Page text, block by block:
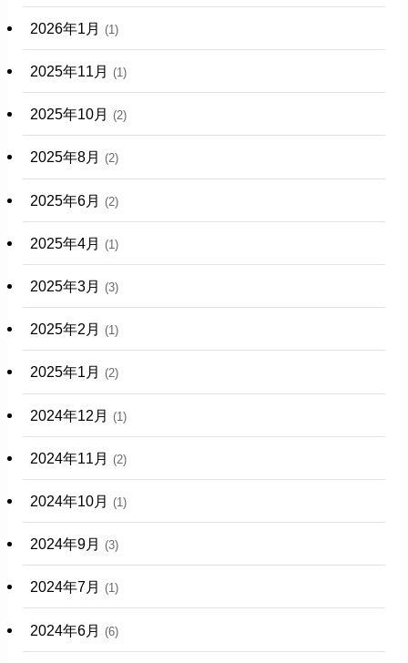
2026年1月 (1)
2025年11月 (1)
2025年10月 (2)
2025年8月 (2)
2025年6月 (2)
2025年4月 (1)
2025年3月 (3)
2025年2月 (1)
2025年1月 (2)
2024年12月 (1)
2024年11月 (2)
2024年10月 (1)
2024年9月 (3)
2024年7月 (1)
2024年6月 (6)